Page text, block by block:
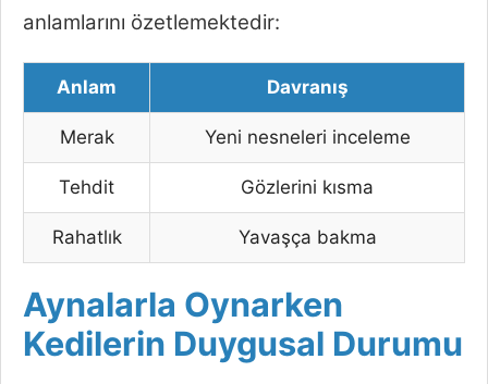
anlamlarını özetlemektedir:
Anlam Davranış
Merak Yeni nesneleri inceleme
Tehdit Gözlerini kısma
Rahatlık Yavaşça bakma
Aynalarla Oynarken
Kedilerin Duygusal Durumu